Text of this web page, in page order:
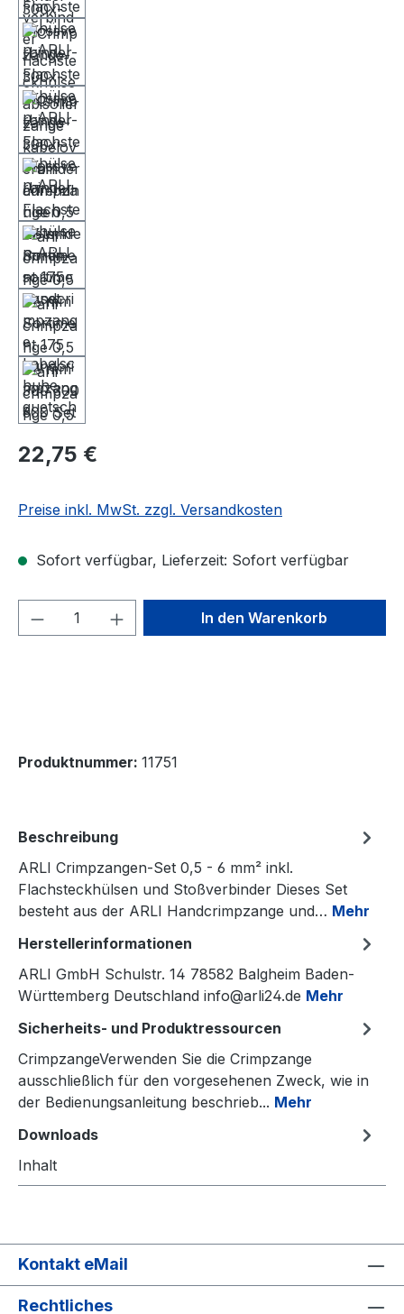
22,75 €
Preise inkl. MwSt. zzgl. Versandkosten
Sofort verfügbar, Lieferzeit: Sofort verfügbar
Produkt Anzahl: Gib denIn den Warenkorb
Produktnummer: 11751
Beschreibung
ARLI Crimpzangen-Set 0,5 - 6 mm² inkl.
Flachsteckhülsen und Stoßverbinder Dieses Set
besteht aus der ARLI Handcrimpzange und… Mehr
Herstellerinformationen
ARLI GmbH Schulstr. 14 78582 Balgheim Baden-
Württemberg Deutschland info@arli24.de Mehr
Sicherheits- und Produktressourcen
CrimpzangeVerwenden Sie die Crimpzange
ausschließlich für den vorgesehenen Zweck, wie in
der Bedienungsanleitung beschrieb... Mehr
Downloads
Inhalt
Kontakt eMail
Rechtliches